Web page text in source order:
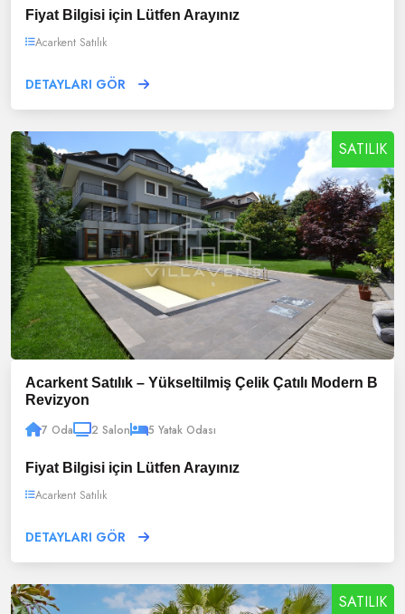
Fiyat Bilgisi için Lütfen Arayınız
Acarkent Satılık
DETAYLARI GÖR
SATILIK
Acarkent Satılık – Yükseltilmiş Çelik Çatılı Modern B
Revizyon
7 Oda 2 Salon 5 Yatak Odası
Fiyat Bilgisi için Lütfen Arayınız
Acarkent Satılık
DETAYLARI GÖR
SATILIK